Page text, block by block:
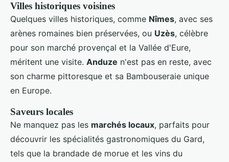
Villes historiques voisines
Quelques villes historiques, comme Nîmes, avec ses
arènes romaines bien préservées, ou Uzès, célèbre
pour son marché provençal et la Vallée d'Eure,
méritent une visite. Anduze n'est pas en reste, avec
son charme pittoresque et sa Bambouseraie unique
en Europe.
Saveurs locales
Ne manquez pas les marchés locaux, parfaits pour
découvrir les spécialités gastronomiques du Gard,
tels que la brandade de morue et les vins du